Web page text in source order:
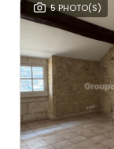
5 PHOTO(S)